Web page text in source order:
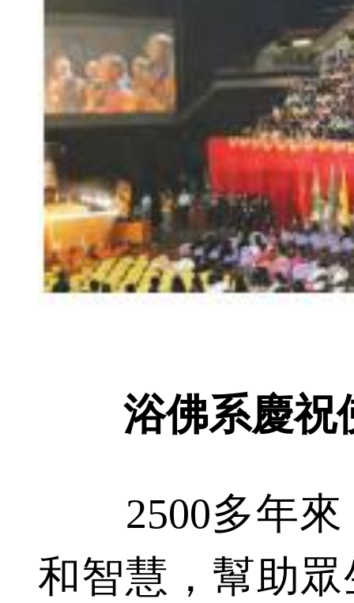
浴佛系慶祝
2500多年來
和智慧，幫助